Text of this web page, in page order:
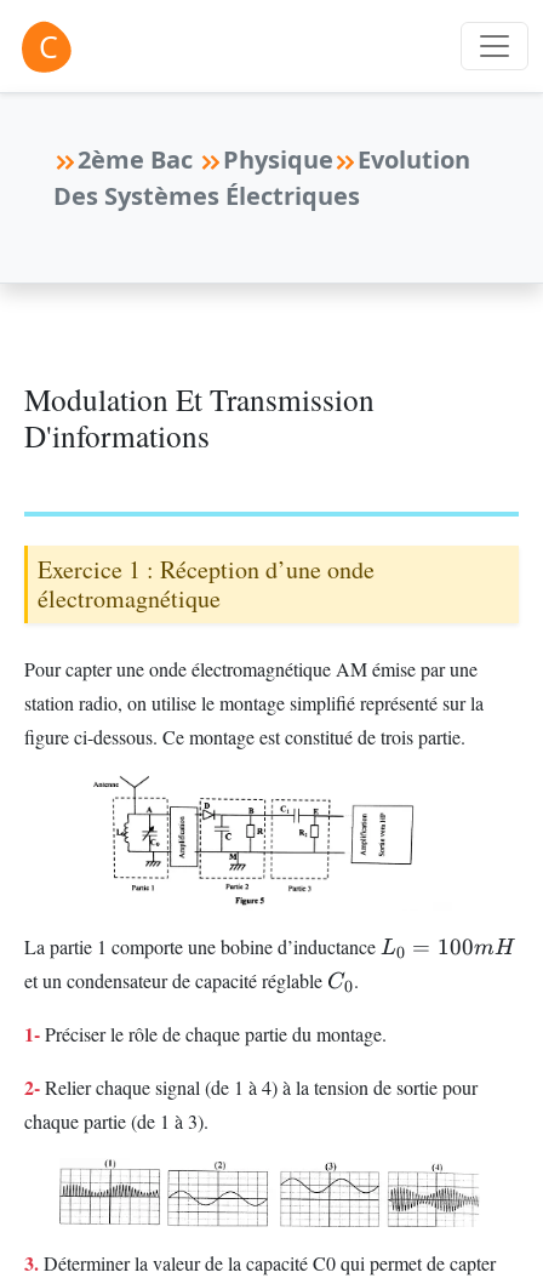
2ème Bac Physique
Evolution
Des Systèmes Électriques
Modulation Et Transmission
D'informations
Exercice 1 : Réception d’une onde
électromagnétique
Pour capter une onde électromagnétique AM émise par une
station radio, on utilise le montage simplifié représenté sur la
figure ci-dessous. Ce montage est constitué de trois partie.
La partie 1 comporte une bobine d’inductance L_{0}=100mH
L0 = 100mH
et un condensateur de capacité réglable C_{0}
C0.
1-Préciser le rôle de chaque partie du montage.
2-Relier chaque signal (de 1 à 4) à la tension de sortie pour
chaque partie (de 1 à 3).
3.Déterminer la valeur de la capacité C0 qui permet de capter